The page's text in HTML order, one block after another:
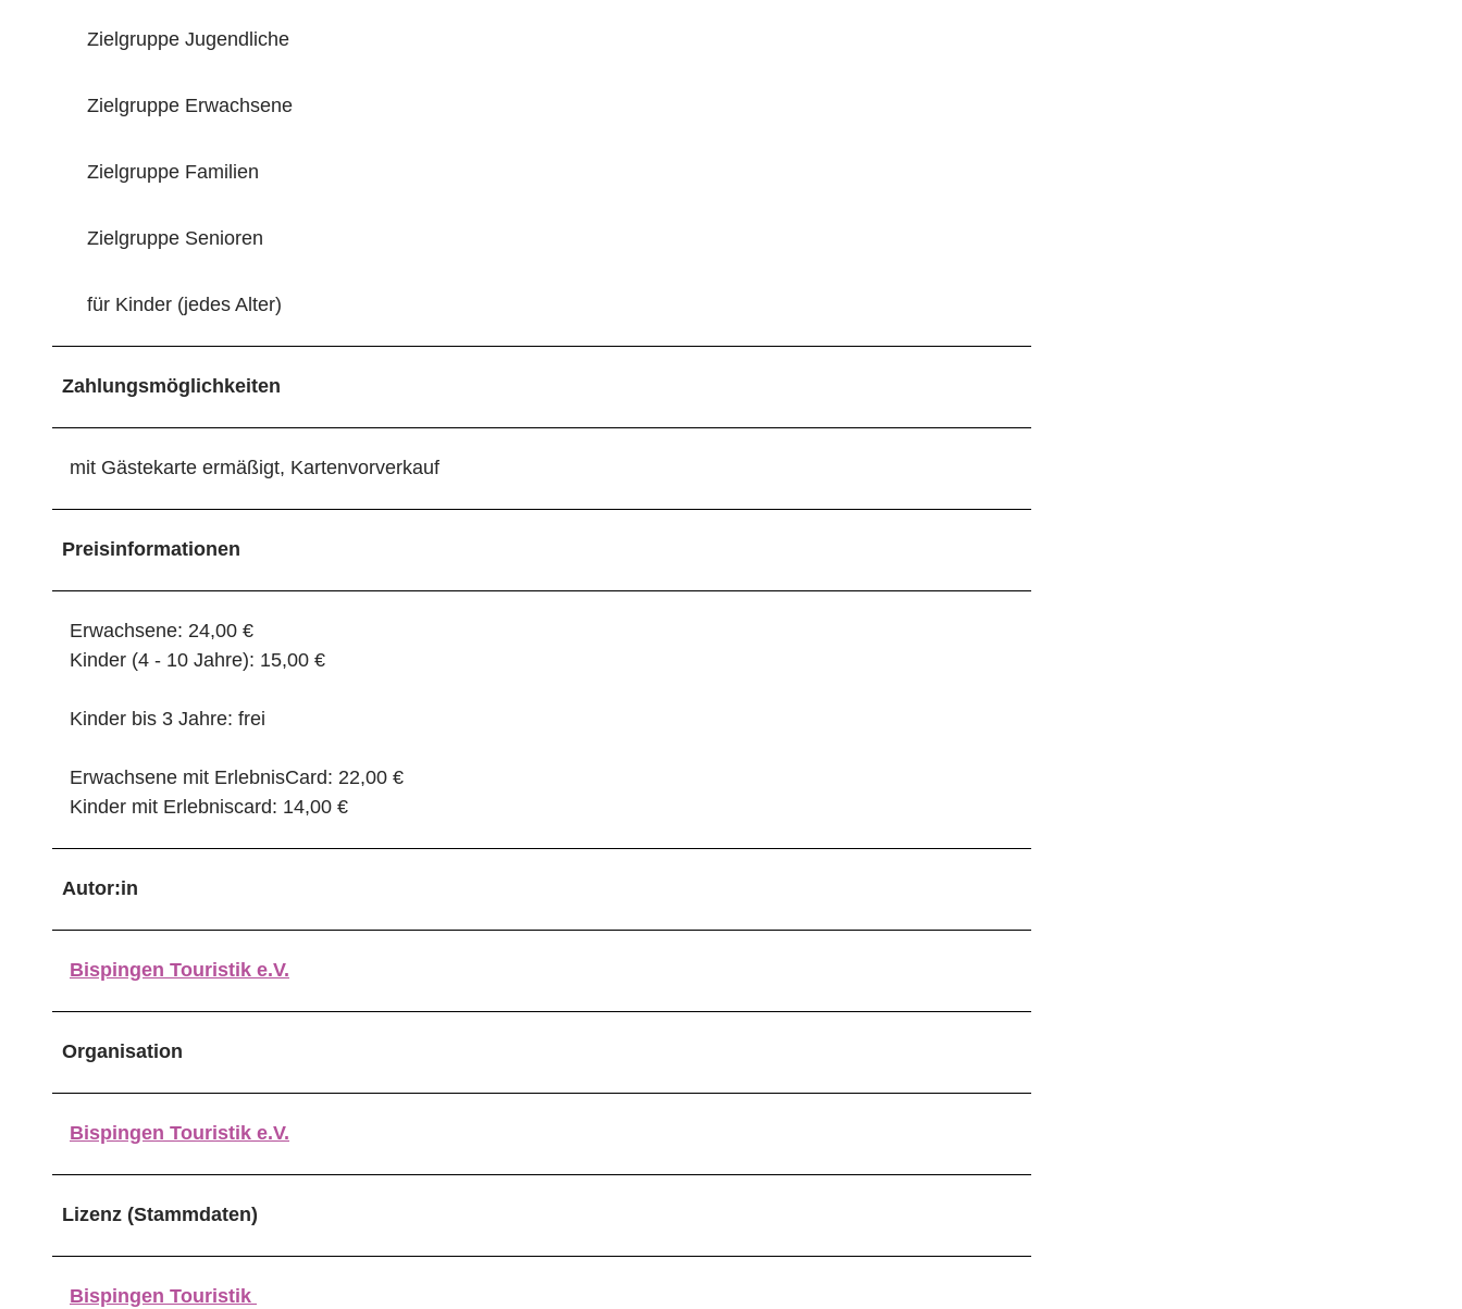
Zielgruppe Jugendliche
Zielgruppe Erwachsene
Zielgruppe Familien
Zielgruppe Senioren
für Kinder (jedes Alter)
Zahlungsmöglichkeiten
mit Gästekarte ermäßigt, Kartenvorverkauf
Preisinformationen
Erwachsene: 24,00 €
Kinder (4 - 10 Jahre): 15,00 €
Kinder bis 3 Jahre: frei
Erwachsene mit ErlebnisCard: 22,00 €
Kinder mit Erlebniscard: 14,00 €
Autor:in
Bispingen Touristik e.V.
Organisation
Bispingen Touristik e.V.
Lizenz (Stammdaten)
Bispingen Touristik